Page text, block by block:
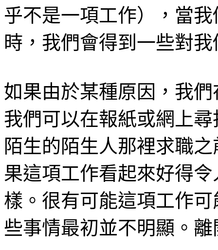
乎不是一項工作），當
時，我們會得到一些對
如果由於某種原因，我
我們可以在報紙或網上
陌生的陌生人那裡求職
果這項工作看起來好得
樣。很有可能這項工作
些事情最初並不明顯。